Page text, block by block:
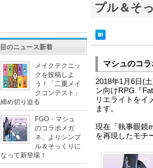
目のニュース新着
メイクテクニッ
クを投稿しよ
う！「二重メイ
クコンテスト」
締め切り迫る
FGO・マシュ
のコラボメガ
ネ、よりシンプ
ル＆そっくりに
なって新登場！
プル＆そ
マシュのコ
2018年1月6日(
ン向けRPG『
リエライトをイ
ます。
現在「執事眼鏡
を再現したモチ